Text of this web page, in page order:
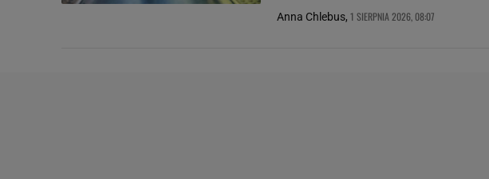
Anna Chlebus, 1 SIERPNIA 2026, 08:07